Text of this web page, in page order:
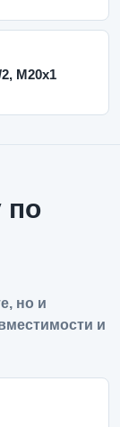
М20х1
по
но и
и